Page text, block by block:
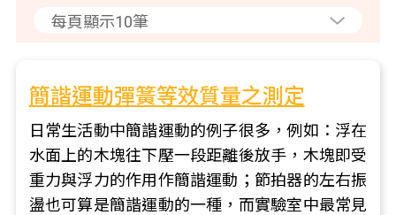
簡諧運動彈簧等效質量之測定
日常生活動中簡諧運動的例子很多，例如：浮在
水面上的木塊往下壓一段距離後放手，木塊即受
重力與浮力的作用作簡諧運動；節拍器的左右振
盪也可算是簡諧運動的一種，而實驗室中最常見